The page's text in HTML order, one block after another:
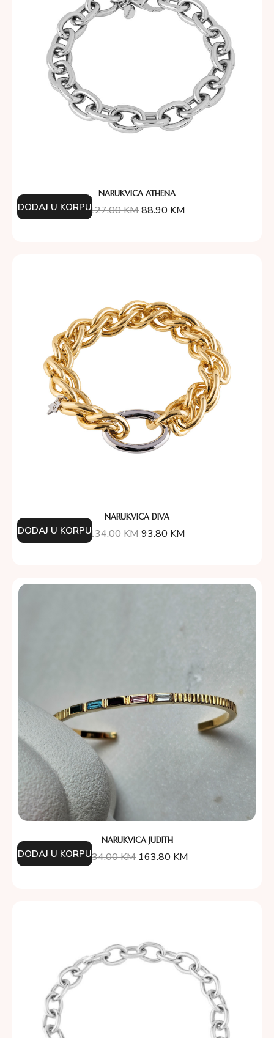
NARUKVICA ATHENA
127.00KM88.90 KM
DODAJ U KORPU
NARUKVICA DIVA
134.00KM93.80 KM
DODAJ U KORPU
NARUKVICA JUDITH
234.00KM 163.80 KM
DODAJ U KORPU